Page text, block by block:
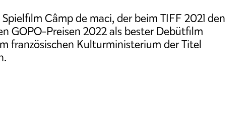
Câmp de maci, der beim TIFF 2021 den
GOPO-Preisen 2022 als bester Debütfilm
französischen Kulturministerium der Titel